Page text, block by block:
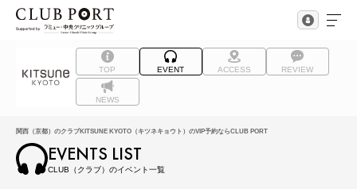
TOP EVENT ACCESS REVIEW
NEWS
関西（京都）のクラブKITSUNE KYOTO（キツネキョウト）のVIP予約ならCLUB PORT
EVENTS LIST
CLUB（クラブ）のイベント一覧